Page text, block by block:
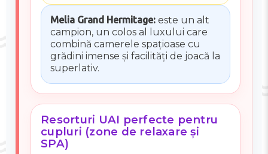
Melia Grand Hermitage:este un alt
campion, un colos al luxului care
combină camerele spațioase cu
grădini imense și facilități de joacă la
superlativ.
Resorturi UAI perfecte pentru
cupluri (zone de relaxare și
SPA)